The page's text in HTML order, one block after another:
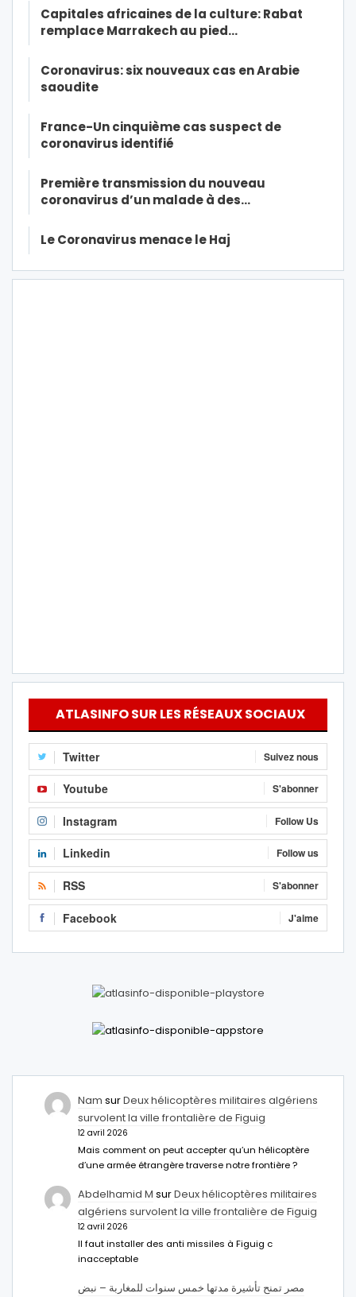
Capitales africaines de la culture: Rabat
remplace Marrakech au pied…
Coronavirus: six nouveaux cas en Arabie
saoudite
France-Un cinquième cas suspect de
coronavirus identifié
Première transmission du nouveau
coronavirus d’un malade à des…
Le Coronavirus menace le Haj
ATLASINFO SUR LES RÉSEAUX SOCIAUX
Twitter Suivez nous
Youtube S'abonner
Instagram Follow Us
Linkedin Follow us
RSS S'abonner
Facebook J'aime
Nam surDeux hélicoptères militaires algériens
survolent la ville frontalière de Figuig
12 avril 2026
Mais comment on peut accepter qu’un hélicoptère
d’une armée étrangère traverse notre frontière ?
Abdelhamid M surDeux hélicoptères militaires
algériens survolent la ville frontalière de Figuig
12 avril 2026
Il faut installer des anti missiles à Figuig c
inacceptable
مصر تمنح تأشيرة مدتها خمس سنوات للمغاربة – نبض